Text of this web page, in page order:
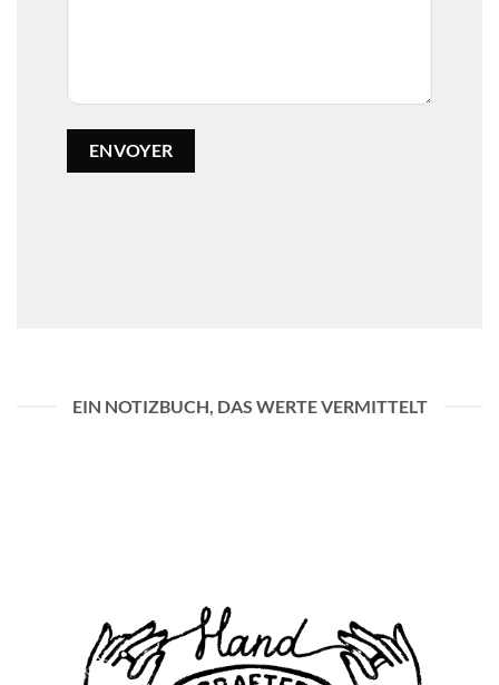
EIN NOTIZBUCH, DAS WERTE VERMITTELT